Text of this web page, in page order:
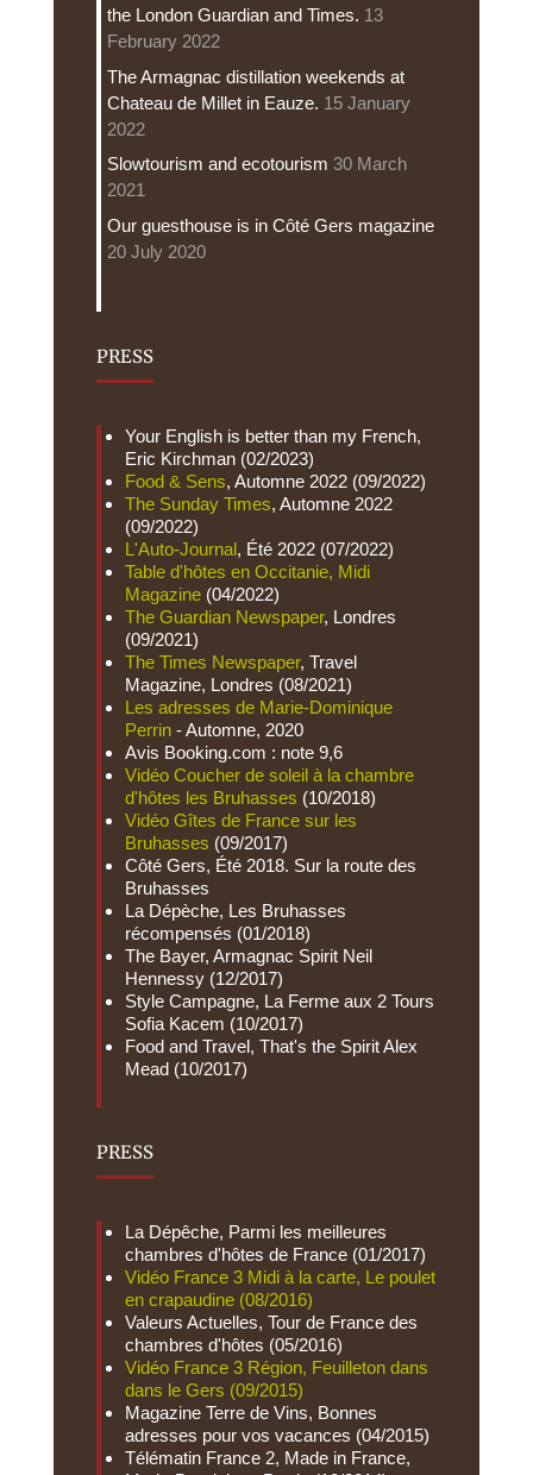
the London Guardian and Times. 13
February 2022
The Armagnac distillation weekends at
Chateau de Millet in Eauze. 15 January
2022
Slowtourism and ecotourism 30 March
2021
Our guesthouse is in Côté Gers magazine
20 July 2020
PRESS
Your English is better than my French,
Eric Kirchman (02/2023)
Food & Sens, Automne 2022 (09/2022)
The Sunday Times, Automne 2022
(09/2022)
L'Auto-Journal, Été 2022 (07/2022)
Table d'hôtes en Occitanie, Midi
Magazine(04/2022)
The Guardian Newspaper, Londres
(09/2021)
The Times Newspaper, Travel
Magazine, Londres (08/2021)
Les adresses de Marie-Dominique
Perrin- Automne, 2020
Avis Booking.com : note 9,6
Vidéo Coucher de soleil à la chambre
d'hôtes les Bruhasses (10/2018)
Vidéo Gîtes de France sur les
Bruhasses (09/2017)
Côté Gers, Été 2018. Sur la route des
Bruhasses
La Dépèche, Les Bruhasses
récompensés (01/2018)
The Bayer, Armagnac Spirit Neil
Hennessy (12/2017)
Style Campagne, La Ferme aux 2 Tours
Sofia Kacem (10/2017)
Food and Travel, That's the Spirit Alex
Mead (10/2017)
PRESS
La Dépêche, Parmi les meilleures
chambres d'hôtes de France (01/2017)
Vidéo France 3 Midi à la carte, Le poulet
en crapaudine (08/2016)
Valeurs Actuelles, Tour de France des
chambres d'hôtes (05/2016)
Vidéo France 3 Région, Feuilleton dans
dans le Gers (09/2015)
Magazine Terre de Vins, Bonnes
adresses pour vos vacances (04/2015)
Télématin France 2, Made in France,